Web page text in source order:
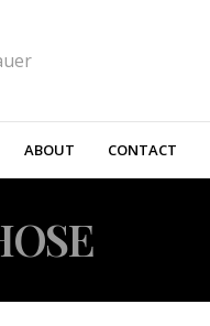
ABOUT CONTACT